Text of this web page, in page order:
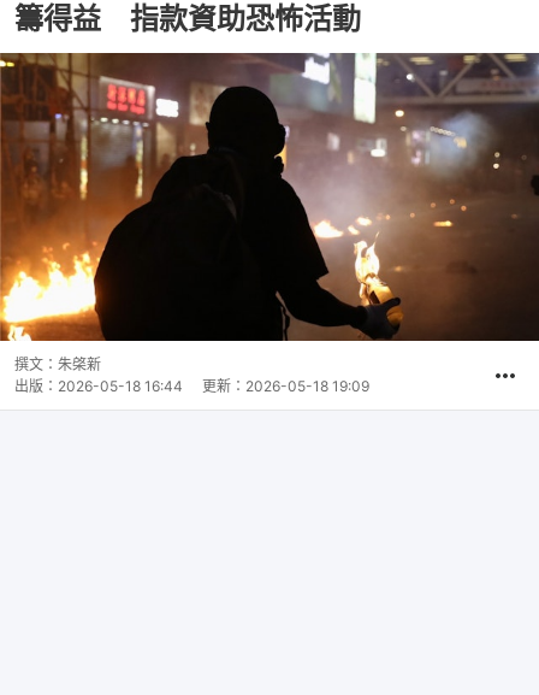
籌得益 指款資助恐怖活動
撰文： 朱棨新
出版： 2026-05-18 16:44 更新： 2026-05-18 19:09